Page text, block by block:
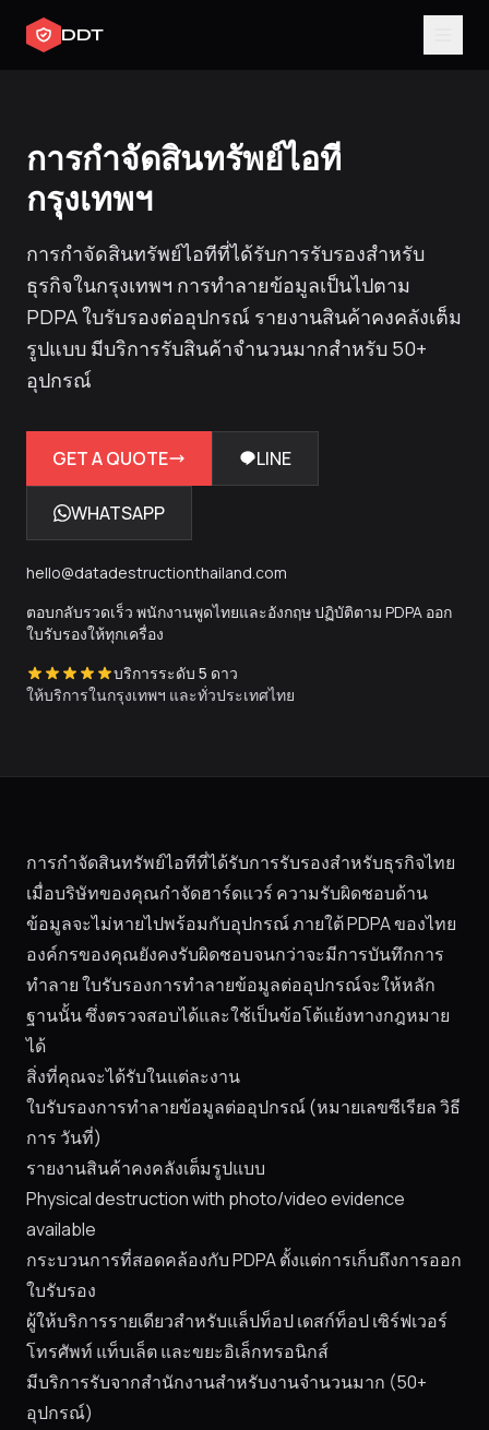
DDT
การกำจัดสินทรัพย์ไอที
กรุงเทพฯ
การกำจัดสินทรัพย์ไอทีที่ได้รับการรับรองสำหรับ
ธุรกิจในกรุงเทพฯ การทำลายข้อมูลเป็นไปตาม
PDPA ใบรับรองต่ออุปกรณ์ รายงานสินค้าคงคลังเต็ม
รูปแบบ มีบริการรับสินค้าจำนวนมากสำหรับ 50+
อุปกรณ์
GET A QUOTE LINE
WHATSAPP
hello@datadestructionthailand.com
ตอบกลับรวดเร็ว พนักงานพูดไทยและอังกฤษ ปฏิบัติตาม PDPA ออก
ใบรับรองให้ทุกเครื่อง
บริการระดับ 5 ดาว
ให้บริการในกรุงเทพฯ และทั่วประเทศไทย
การกำจัดสินทรัพย์ไอทีที่ได้รับการรับรองสำหรับธุรกิจไทย
เมื่อบริษัทของคุณกำจัดฮาร์ดแวร์ ความรับผิดชอบด้าน
ข้อมูลจะไม่หายไปพร้อมกับอุปกรณ์ ภายใต้ PDPA ของไทย
องค์กรของคุณยังคงรับผิดชอบจนกว่าจะมีการบันทึกการ
ทำลาย ใบรับรองการทำลายข้อมูลต่ออุปกรณ์จะให้หลัก
ฐานนั้น ซึ่งตรวจสอบได้และใช้เป็นข้อโต้แย้งทางกฎหมาย
ได้
สิ่งที่คุณจะได้รับในแต่ละงาน
ใบรับรองการทำลายข้อมูลต่ออุปกรณ์ (หมายเลขซีเรียล วิธี
การ วันที่)
รายงานสินค้าคงคลังเต็มรูปแบบ
Physical destruction with photo/video evidence
available
กระบวนการที่สอดคล้องกับ PDPA ตั้งแต่การเก็บถึงการออก
ใบรับรอง
ผู้ให้บริการรายเดียวสำหรับแล็ปท็อป เดสก์ท็อป เซิร์ฟเวอร์
โทรศัพท์ แท็บเล็ต และขยะอิเล็กทรอนิกส์
มีบริการรับจากสำนักงานสำหรับงานจำนวนมาก (50+
อุปกรณ์)